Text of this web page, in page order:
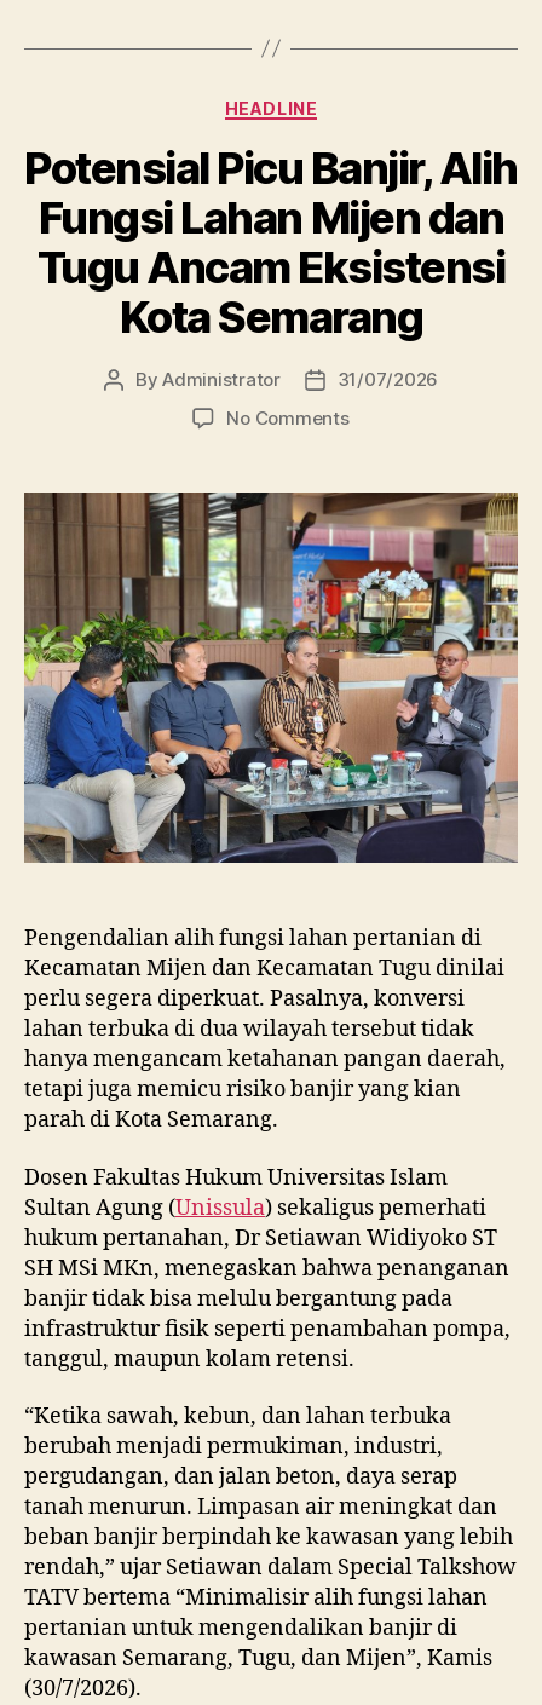
Categories
HEADLINE
Potensial Picu Banjir, Alih
Fungsi Lahan Mijen dan
Tugu Ancam Eksistensi
Kota Semarang
PostByAdministrator
Post
date
31/07/2026
No Commentson
Banjir,
Alih
Fungsi
Lahan
Mijen
dan
Tugu
Ancam
Eksistensi
Semarang
Pengendalian alih fungsi lahan pertanian di
Kecamatan Mijen dan Kecamatan Tugu dinilai
perlu segera diperkuat. Pasalnya, konversi
lahan terbuka di dua wilayah tersebut tidak
hanya mengancam ketahanan pangan daerah,
tetapi juga memicu risiko banjir yang kian
parah di Kota Semarang.
Dosen Fakultas Hukum Universitas Islam
Sultan Agung (Unissula) sekaligus pemerhati
hukum pertanahan, Dr Setiawan Widiyoko ST
SH MSi MKn, menegaskan bahwa penanganan
banjir tidak bisa melulu bergantung pada
infrastruktur fisik seperti penambahan pompa,
tanggul, maupun kolam retensi.
“Ketika sawah, kebun, dan lahan terbuka
berubah menjadi permukiman, industri,
pergudangan, dan jalan beton, daya serap
tanah menurun. Limpasan air meningkat dan
beban banjir berpindah ke kawasan yang lebih
rendah,” ujar Setiawan dalam Special Talkshow
TATV bertema “Minimalisir alih fungsi lahan
pertanian untuk mengendalikan banjir di
kawasan Semarang, Tugu, dan Mijen”, Kamis
(30/7/2026).